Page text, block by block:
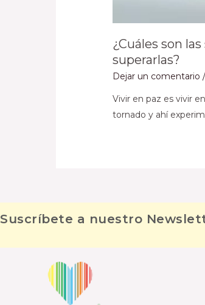
¿Cuáles son
superarlas?
Dejar un comentario /
Vivir en paz es vivir
tornado y ahí
Suscríbete a nuestro